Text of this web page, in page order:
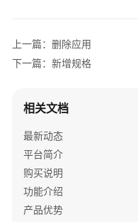
应
托
像
管
理
应
用
上一篇：删除应用
下一篇：新增规格
相关文档
最新动态
平台简介
购买说明
功能介绍
产品优势